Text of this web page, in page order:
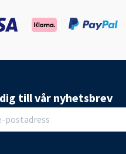
till vår nyhetsbrev